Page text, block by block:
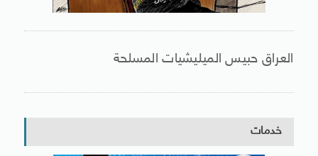
العراق حبيس الميليشيات المسلحة
خدمات